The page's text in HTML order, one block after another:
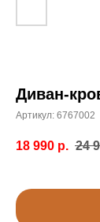
Диван-
Артикул: 6767002
18 990 р. 24